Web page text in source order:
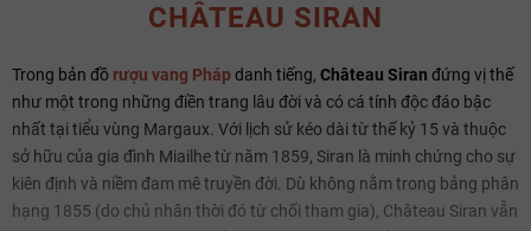
CHÂTEAU SIRAN
Trong bản đồ rượu vang Phápdanh tiếng, Château Siran đứng vị thế
như một trong những điền trang lâu đời và có cá tính độc đáo bậc
nhất tại tiểu vùng Margaux. Với lịch sử kéo dài từ thế kỷ 15 và thuộc
sở hữu của gia đình Miailhe từ năm 1859, Siran là minh chứng cho sự
kiên định và niềm đam mê truyền đời. Dù không nằm trong bảng phân
hạng 1855 (do chủ nhân thời đó từ chối tham gia), Château Siran vẫn